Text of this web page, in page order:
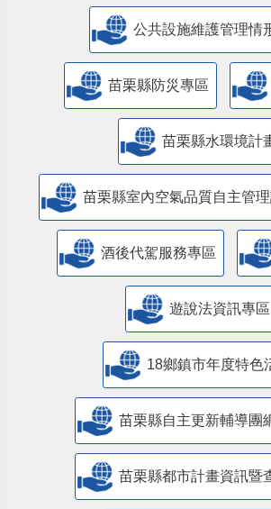
公共設施維護管理情
苗栗縣防災專區
苗栗縣水環境計
苗栗縣室內空氣品質自主管
酒後代駕服務專區
遊說法資訊專區
18鄉鎮市年度特色
苗栗縣自主更新輔導團
苗栗縣都市計畫資訊暨